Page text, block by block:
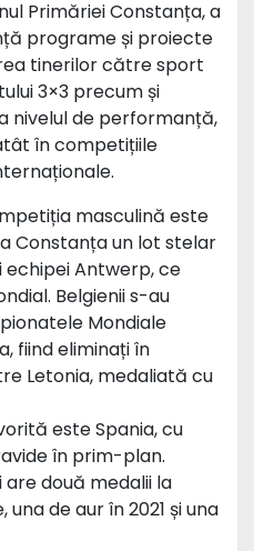
Primăriei Constanța, a
programe și proiecte
tinerilor către sport
3×3 precum și
nivelul de performanță,
în competițiile
masculină este
Constanța un lot stelar
Antwerp, ce
Belgienii s-au
Mondiale
fiind eliminați în
Letonia, medaliată cu
este Spania, cu
în prim-plan.
două medalii la
de aur în 2021 și una